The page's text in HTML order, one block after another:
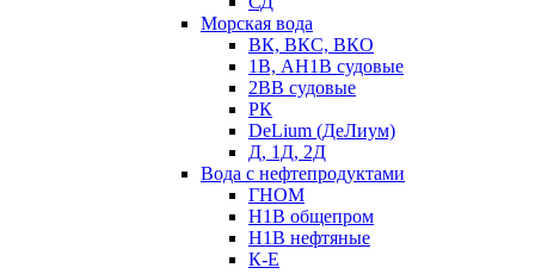
Морская вода
ВК, ВКС, ВКО
1В, АН1В судовые
2ВВ судовые
РК
DeLium (ДеЛиум)
Д, 1Д, 2Д
Вода с нефтепродуктами
ГНОМ
Н1В общепром
Н1В нефтяные
К-Е